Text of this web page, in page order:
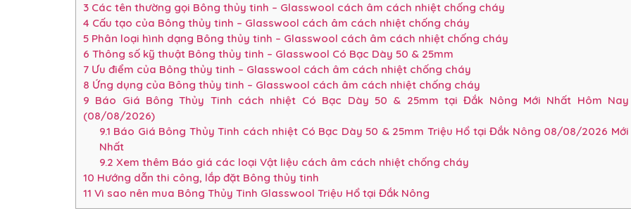
3 Các tên thường gọi Bông thủy tinh – Glasswool cách âm cách nhiệt chống cháy
4 Cấu tạo của Bông thủy tinh – Glasswool cách âm cách nhiệt chống cháy
5 Phân loại hình dạng Bông thủy tinh – Glasswool cách âm cách nhiệt chống cháy
6 Thông số kỹ thuật Bông thủy tinh – Glasswool Có Bạc Dày 50 & 25mm
7 Ưu điểm của Bông thủy tinh – Glasswool cách âm cách nhiệt chống cháy
8 Ứng dụng của Bông thủy tinh – Glasswool cách âm cách nhiệt chống cháy
9 Báo Giá Bông Thủy Tinh cách nhiệt Có Bạc Dày 50 & 25mm tại Đắk Nông Mới Nhất Hôm Nay
(08/08/2026)
9.1 Báo Giá Bông Thủy Tinh cách nhiệt Có Bạc Dày 50 & 25mm Triệu Hổ tại Đắk Nông 08/08/2026 Mới
Nhất
9.2 Xem thêm Báo giá các loại Vật liệu cách âm cách nhiệt chống cháy
10 Hướng dẫn thi công, lắp đặt Bông thủy tinh
11 Vì sao nên mua Bông Thủy Tinh Glasswool Triệu Hổ tại Đắk Nông